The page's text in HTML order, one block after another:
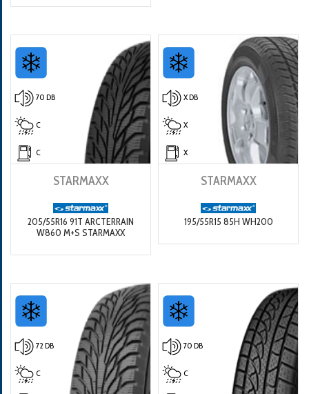
70 DB
C
C
STARMAXX
205/55R16 91T ARCTERRAIN
W860 M+S STARMAXX
X DB
X
X
STARMAXX
195/55R15 85H WH200
72 DB
C
70 DB
C